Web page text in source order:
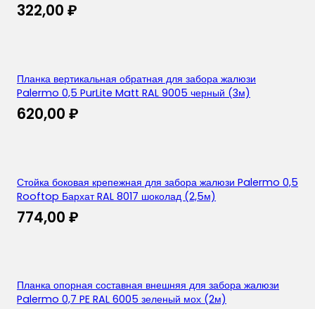
322,00 ₽
Планка вертикальная обратная для забора жалюзи
Palermo 0,5 PurLite Matt RAL 9005 черный (3м)
620,00 ₽
Стойка боковая крепежная для забора жалюзи Palermo 0,5
Rooftop Бархат RAL 8017 шоколад (2,5м)
774,00 ₽
Планка опорная составная внешняя для забора жалюзи
Palermo 0,7 PE RAL 6005 зеленый мох (2м)